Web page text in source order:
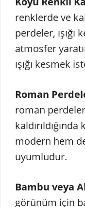
renklerde ve
perdeler, ışığı
atmosfer
ışığı kesmek
Roman
roman
modern hem
uyumludur.
Bambu veya
görünüm için